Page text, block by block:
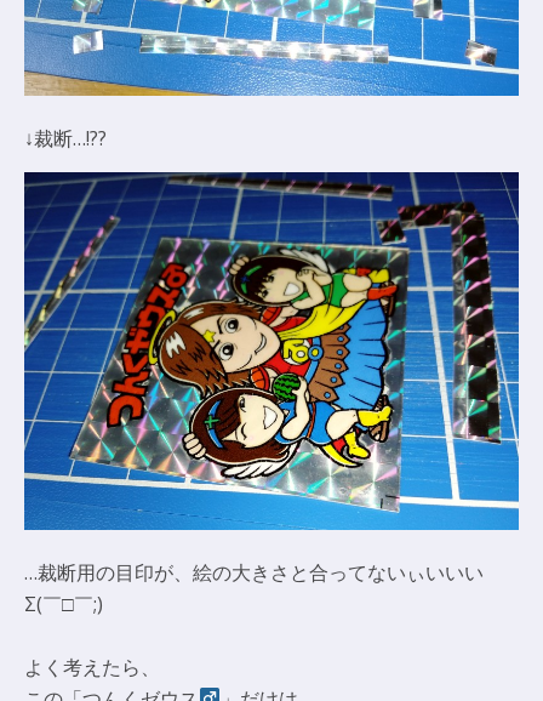
↓裁断…!??
…裁断用の目印が、絵の大きさと合ってないぃいいい
Σ(￣□￣;)
よく考えたら、